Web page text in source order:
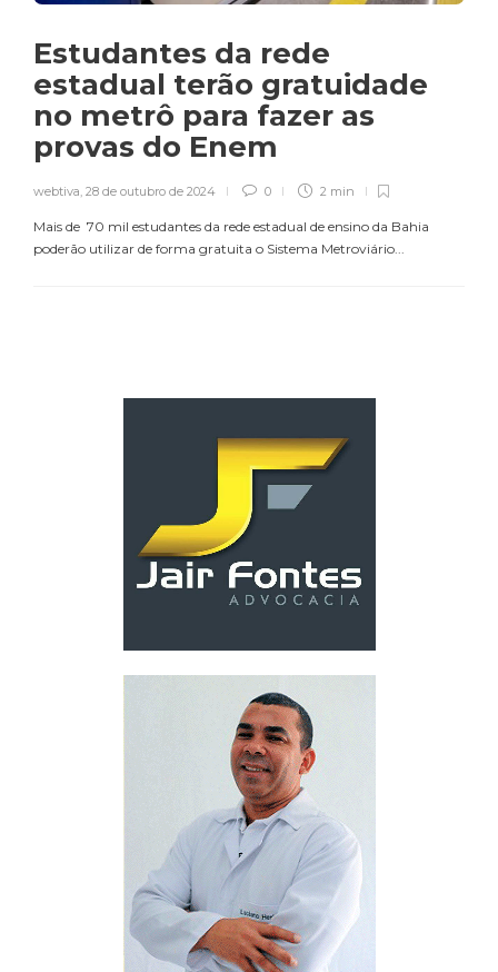
Estudantes da rede
estadual terão gratuidade
no metrô para fazer as
provas do Enem
webtiva 28 de outubro de 2024 0 2 min
Mais de 70 mil estudantes da rede estadual de ensino da Bahia
poderão utilizar de forma gratuita o Sistema Metroviário...